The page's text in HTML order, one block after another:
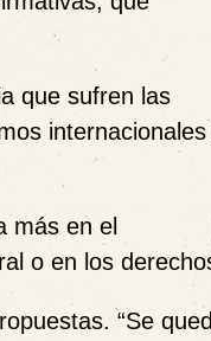
que sufren las
más en el
o en los
“Se